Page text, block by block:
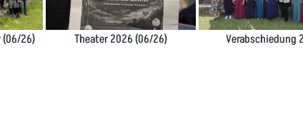
(06/26) Theater 2026 (06/26) Verabschiedung